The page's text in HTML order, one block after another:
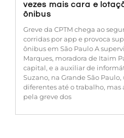
vezes mais cara e
ônibus
Greve da CPTM chega ao
corridas por app e provoca
ônibus em São Paulo A
Marques, moradora de Itaim
capital, e a auxiliar de
Suzano, na Grande São
diferentes até o trabalho, mas
pela greve dos